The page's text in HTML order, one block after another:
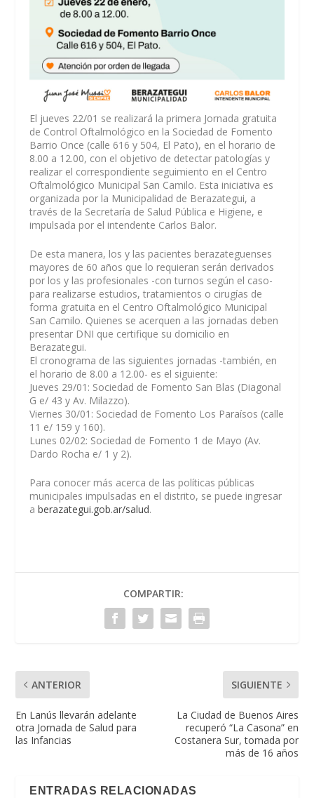
El jueves 22/01 se realizará la primera Jornada gratuita
de Control Oftalmológico en la Sociedad de Fomento
Barrio Once (calle 616 y 504, El Pato), en el horario de
8.00 a 12.00, con el objetivo de detectar patologías y
realizar el correspondiente seguimiento en el Centro
Oftalmológico Municipal San Camilo. Esta iniciativa es
organizada por la Municipalidad de Berazategui, a
través de la Secretaría de Salud Pública e Higiene, e
impulsada por el intendente Carlos Balor.
De esta manera, los y las pacientes berazateguenses
mayores de 60 años que lo requieran serán derivados
por los y las profesionales -con turnos según el caso-
para realizarse estudios, tratamientos o cirugías de
forma gratuita en el Centro Oftalmológico Municipal
San Camilo. Quienes se acerquen a las jornadas deben
presentar DNI que certifique su domicilio en
Berazategui.
El cronograma de las siguientes jornadas -también, en
el horario de 8.00 a 12.00- es el siguiente:
Jueves 29/01: Sociedad de Fomento San Blas (Diagonal
G e/ 43 y Av. Milazzo).
Viernes 30/01: Sociedad de Fomento Los Paraísos (calle
11 e/ 159 y 160).
Lunes 02/02: Sociedad de Fomento 1 de Mayo (Av.
Dardo Rocha e/ 1 y 2).
Para conocer más acerca de las políticas públicas
municipales impulsadas en el distrito, se puede ingresar
aberazategui.gob.ar/salud.
COMPARTIR:
ANTERIOR
En Lanús llevarán adelante
otra Jornada de Salud para
las Infancias
SIGUIENTE
La Ciudad de Buenos Aires
recuperó “La Casona” en
Costanera Sur, tomada por
más de 16 años
ENTRADAS RELACIONADAS